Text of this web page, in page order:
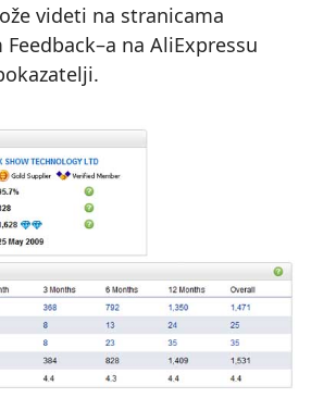
videti na stranicama
na AliExpressu